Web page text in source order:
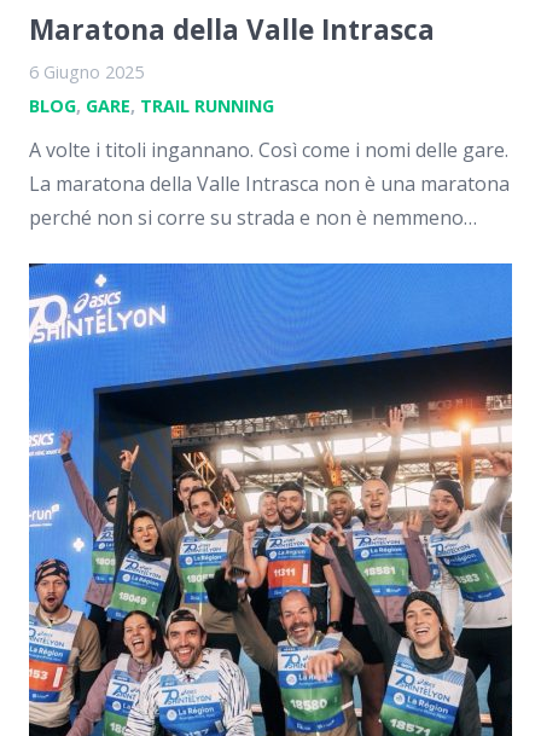
Maratona della Valle Intrasca
6 Giugno 2025
BLOG, GARE, TRAIL RUNNING
A volte i titoli ingannano. Così come i nomi delle gare.
La maratona della Valle Intrasca non è una maratona
perché non si corre su strada e non è nemmeno…